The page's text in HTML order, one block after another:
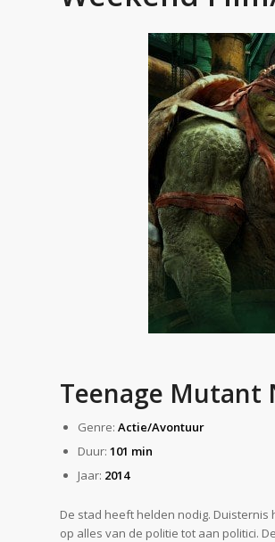
Teenage Mutant
Genre: Actie/Avontuur
Duur: 101 min
Jaar: 2014
De stad heeft helden nodig. Duisternis
op alles van de politie tot aan politici.